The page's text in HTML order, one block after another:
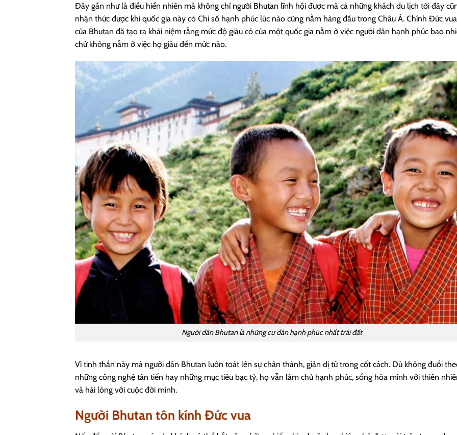
Đây gần như là điều hiển nhiên mà không chỉ người Bhutan lĩnh hội được mà cả những khách du lịch tới đây
nhận thức được khi quốc gia này có Chỉ số hạnh phúc lúc nào cũng nằm hàng đầu trong Châu Á. Chính Đức vua
của Bhutan đã tạo ra khái niệm rằng mức độ giàu có của một quốc gia nằm ở việc người dân hạnh phúc bao
chứ không nằm ở việc họ giàu đến mức nào.
Người dân Bhutan là những cư dân hạnh phúc nhất trái đất
Vì tinh thần này mà người dân Bhutan luôn toát lên sự chân thành, giản dị từ trong cốt cách. Dù không đuổi
những công nghệ tân tiến hay những mục tiêu bạc tỷ, họ vẫn làm chủ hạnh phúc, sống hòa mình với thiên
và hài lòng với cuộc đời mình.
Người Bhutan tôn kính Đức vua